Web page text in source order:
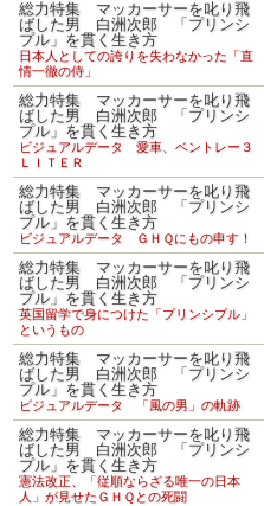
総力特集 マッカーサーを叱り飛
ばした男 白洲次郎 「プリンシ
プル」を貫く生き方
日本人としての誇りを失わなかった「直
情一徹の侍」
総力特集 マッカーサーを叱り飛
ばした男 白洲次郎 「プリンシ
プル」を貫く生き方
ビジュアルデータ 愛車、ベントレー３
ＬＩＴＥＲ
総力特集 マッカーサーを叱り飛
ばした男 白洲次郎 「プリンシ
プル」を貫く生き方
ビジュアルデータ ＧＨＱにもの申す！
総力特集 マッカーサーを叱り飛
ばした男 白洲次郎 「プリンシ
プル」を貫く生き方
英国留学で身につけた「プリンシプル」
というもの
総力特集 マッカーサーを叱り飛
ばした男 白洲次郎 「プリンシ
プル」を貫く生き方
ビジュアルデータ 「風の男」の軌跡
総力特集 マッカーサーを叱り飛
ばした男 白洲次郎 「プリンシ
プル」を貫く生き方
憲法改正、「従順ならざる唯一の日本
人」が見せたＧＨＱとの死闘